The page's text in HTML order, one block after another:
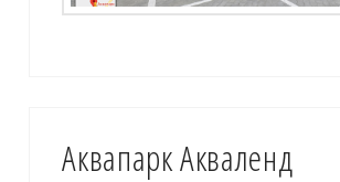
Аквапарк Акваленд